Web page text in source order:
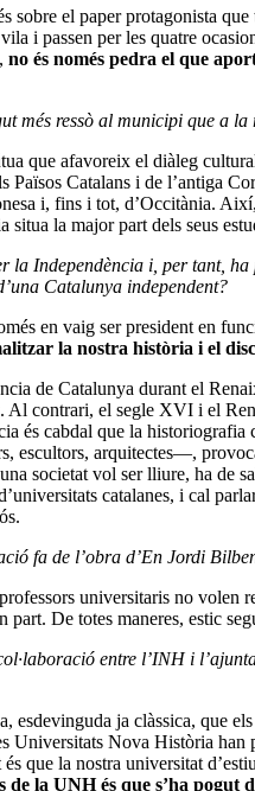
el paper protagonista
i passen per les quatre
no és només pedra el que
més ressò al municipi que a
que afavoreix el diàleg
Catalans i de l’antiga
i, fins i tot, d’Occitània.
la major part dels seus
la Independència i, per tant,
Catalunya independent?
en vaig ser president en
la nostra història i el
de Catalunya durant el
contrari, el segle XVI i el
és cabdal que la
escultors, arquitectes―,
societat vol ser lliure, ha de
catalanes, i cal
fa de l’obra d’En Jordi
universitaris no
De totes maneres, estic
entre l’INH i
ja clàssica, que
Universitats Nova Història
que la nostra universitat
de la UNH és que s’ha pogut